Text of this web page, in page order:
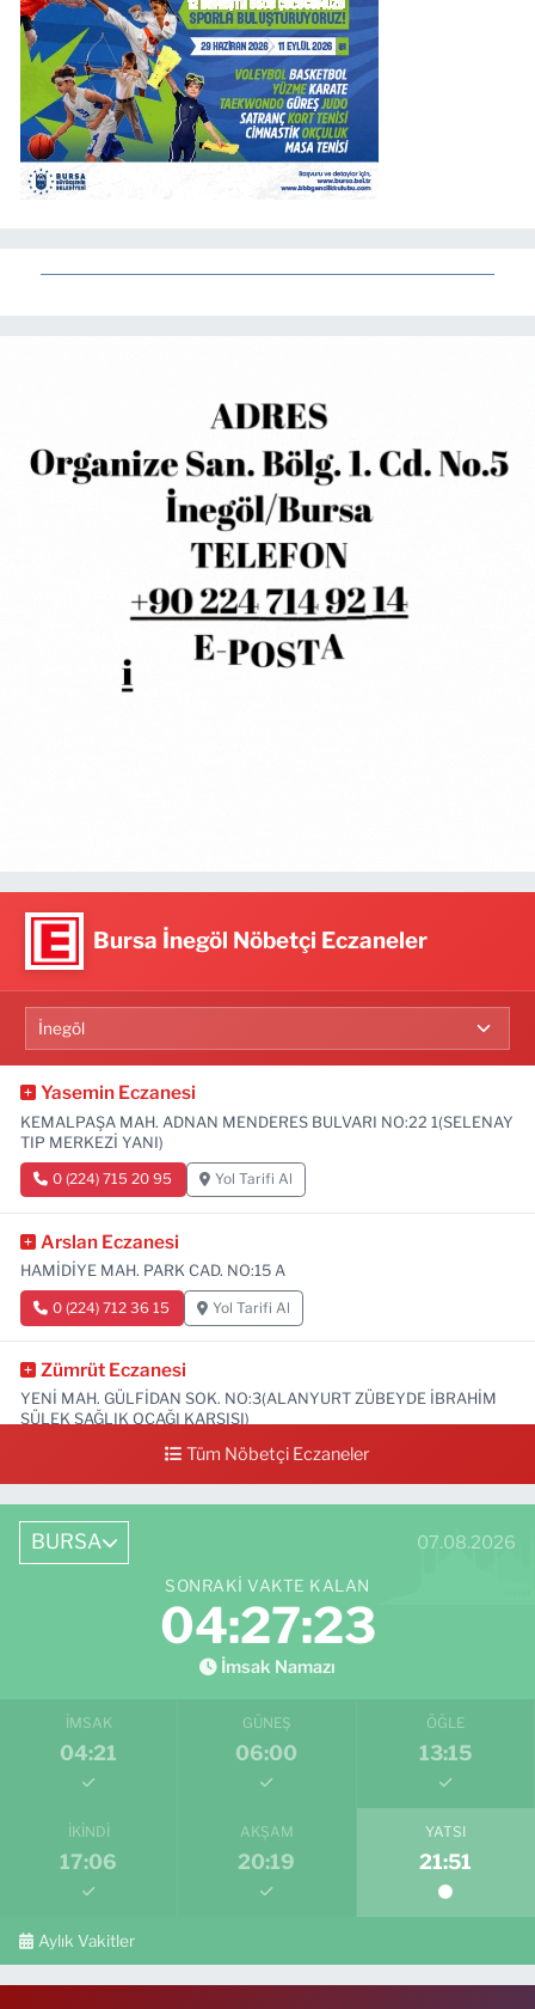
Bursa İnegöl Nöbetçi Eczaneler
Yasemin Eczanesi
KEMALPAŞA MAH. ADNAN MENDERES BULVARI NO:22 1(SELENAY
TIP MERKEZİ YANI)
0 (224) 715 20 95 Yol Tarifi Al
Arslan Eczanesi
HAMİDİYE MAH. PARK CAD. NO:15 A
0 (224) 712 36 15 Yol Tarifi Al
Zümrüt Eczanesi
YENİ MAH. GÜLFİDAN SOK. NO:3(ALANYURT ZÜBEYDE İBRAHİM
SÜLEK SAĞLIK OCAĞI KARŞISI)
0 (531) 239 44 04 Yol Tarifi Al
Tüm Nöbetçi Eczaneler
BURSA 07.08.2026
SONRAKI VAKTE KALAN
04:27:21
İmsak Namazı
İMSAK
04:21
GÜNEŞ
06:00
ÖĞLE
13:15
İKINDI
17:06
AKŞAM
20:19
YATSI
21:51
Aylık Vakitler